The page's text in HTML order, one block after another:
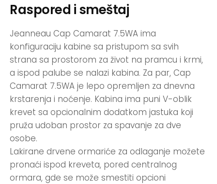
Raspored i smeštaj
Jeanneau Cap Camarat 7.5WA ima
konfiguraciju kabine sa pristupom sa svih
strana sa prostorom za život na pramcu i krmi,
a ispod palube se nalazi kabina. Za par, Cap
Camarat 7.5WA je lepo opremljen za dnevna
krstarenja i noćenje. Kabina ima puni V-oblik
krevet sa opcionalnim dodatkom jastuka koji
pruža udoban prostor za spavanje za dve
osobe.
Lakirane drvene ormariće za odlaganje možete
pronaći ispod kreveta, pored centralnog
ormara, gde se može smestiti opcioni